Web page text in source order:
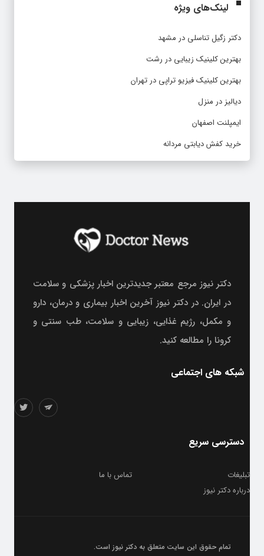
لینک‌های ویژه
دکتر زگیل تناسلی در مشهد
بهترین کلینیک زیبایی در رشت
بهترین کلینیک فیزیو تراپی در تهران
دیالیز در منزل
ایمپلنت اصفهان
خرید کفش دیابتی مردانه
دکتر نیوز مرجع معتبر جدیدترین اخبار پزشکی و سلامت
در ایران. در دکتر نیوز آخرین اخبار بیماری و درمان، دارو
و مکمل، رژیم غذایی، زیبایی و سلامت، طب سنتی و
کرونا را مطالعه کنید.
شبکه های اجتماعی
دسترسی سریع
تبلیغات
تماس با ما
درباره دکتر نیوز
تمام حقوق این سایت متعلق به دکتر نیوز است.